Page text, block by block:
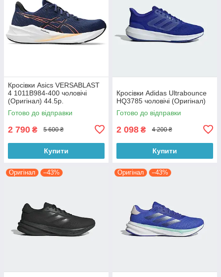
Кросівки Asics VERSABLAST
4 1011B984-400 чоловічі
(Оригінал) 44.5р.
Готово до відправки
2 790 ₴ 5 600 ₴
Купити
Кросівки Adidas Ultrabounce
HQ3785 чоловічі (Оригінал)
Готово до відправки
2 098 ₴ 4 200 ₴
Купити
Оригінал –43% Оригінал –43%